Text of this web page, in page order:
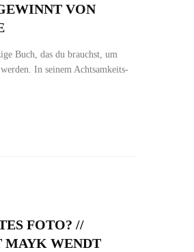
VON
Buch, das du brauchst, um
In seinem Achtsamkeits-
FOTO? //
WENDT